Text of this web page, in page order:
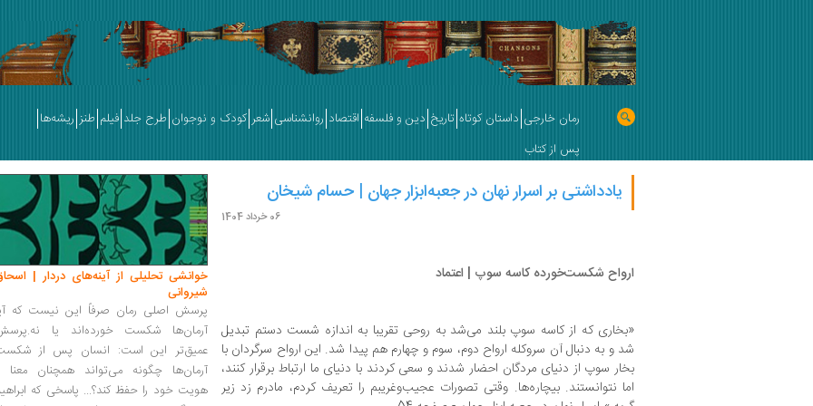
رمان خارجی داستان کوتاه تاریخ دین و فلسفه اقتصاد روانشناسی شعر کودک و نوجوان طرح جلد فیلم طنز ریشه‌ها
پس از کتاب
یادداشتی بر اسرار نهان در جعبه‌ابزار جهان | حسام شیخان
06 خرداد 1404
ارواح شکست‌خورده کاسه سوپ | اعتماد
«بخاری که از کاسه سوپ بلند می‌شد به روحی تقریبا به اندازه شست دستم تبدیل
شد و به دنبال آن سروکله ارواح دوم، سوم و چهارم هم پیدا شد. این ارواح سرگردان با
بخار سوپ از دنیای مردگان احضار شدند و سعی کردند با دنیای ما ارتباط برقرار کنند،
اما نتوانستند. بیچاره‌ها. وقتی تصورات عجیب‌وغریبم را تعریف کردم، مادرم زد زیر
خوانشی تحلیلی از آینه‌های دردار |
شیروانی
پرسش اصلی رمان صرفاً این نیست که
آرمان‌ها شکست خورده‌اند یا
عمیق‌تر این است: انسان پس از
آرمان‌ها چگونه می‌تواند همچنان معنا
هویت خود را حفظ کند؟... پاسخی که